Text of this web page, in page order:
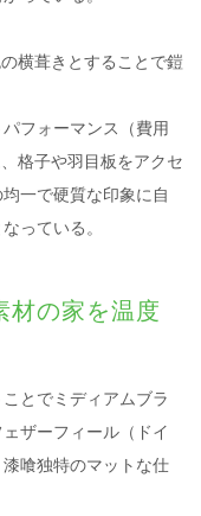
横葺きとすることで鎧
フォーマンス（費用
格子や羽目板をアクセ
一で硬質な印象に自
っている。
材の家を温度
とでミディアムブラ
ザーフィール（ドイ
喰独特のマットな仕